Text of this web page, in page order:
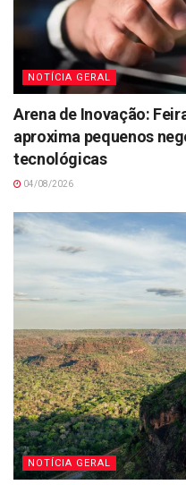
NOTÍCIA GERAL
Arena de Inovação:
aproxima pequenos
tecnológicas
04/08/2026
NOTÍCIA GERAL